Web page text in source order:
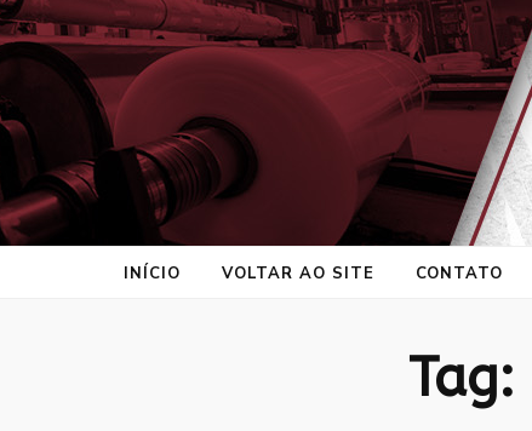
ProtePrime
Blog
INÍCIO VOLTAR AO SITE CONTATO
Tag: